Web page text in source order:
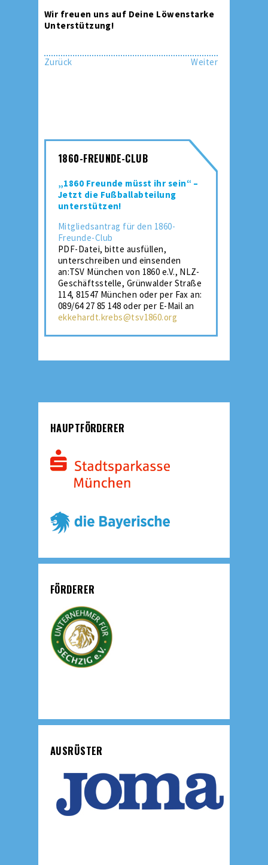
Wir freuen uns auf Deine Löwenstarke
Unterstützung!
Zurück Weiter
1860-FREUNDE-CLUB
„1860 Freunde müsst ihr sein“ –
Jetzt die Fußballabteilung
unterstützen!
Mitgliedsantrag für den 1860-
Freunde-Club
PDF-Datei, bitte ausfüllen,
unterschreiben und einsenden
an:TSV München von 1860 e.V., NLZ-
Geschäftsstelle, Grünwalder Straße
114, 81547 München oder per Fax an:
089/64 27 85 148 oder per E-Mail an
ekkehardt.krebs@tsv1860.org
HAUPTFÖRDERER
FÖRDERER
AUSRÜSTER